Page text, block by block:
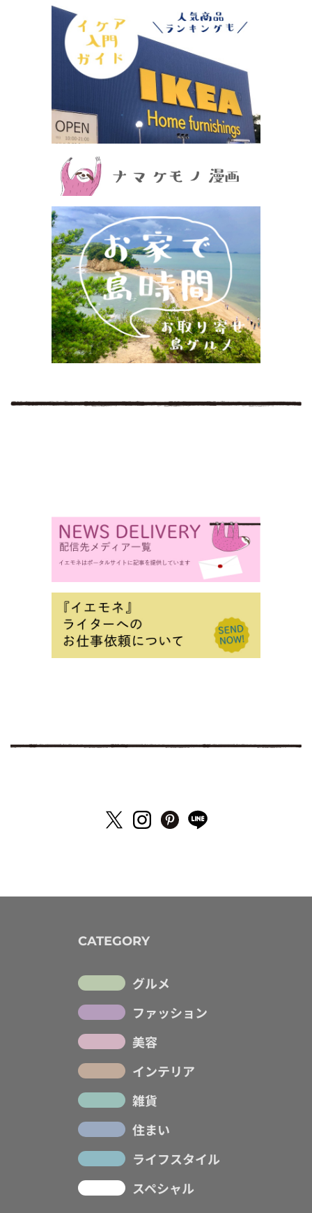
CATEGORY
グルメ
ファッション
美容
インテリア
雑貨
住まい
ライフスタイル
スペシャル